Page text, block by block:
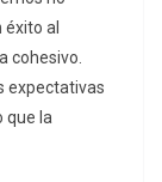
al
cohesivo.
expectativas
que la